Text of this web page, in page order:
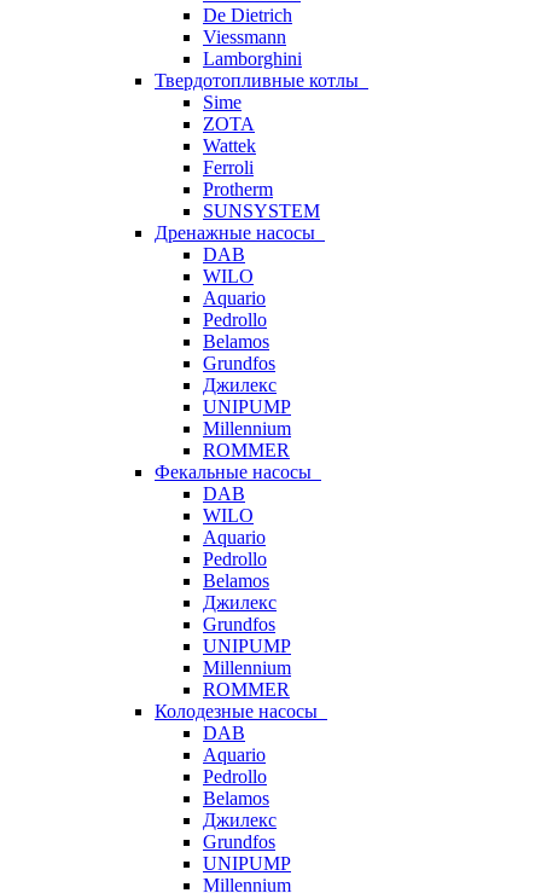
De Dietrich
Viessmann
Lamborghini
Твердотопливные котлы
Sime
ZOTA
Wattek
Ferroli
Protherm
SUNSYSTEM
Дренажные насосы
DAB
WILO
Aquario
Pedrollo
Belamos
Grundfos
Джилекс
UNIPUMP
Millennium
ROMMER
Фекальные насосы
DAB
WILO
Aquario
Pedrollo
Belamos
Джилекс
Grundfos
UNIPUMP
Millennium
ROMMER
Колодезные насосы
DAB
Aquario
Pedrollo
Belamos
Джилекс
Grundfos
UNIPUMP
Millennium